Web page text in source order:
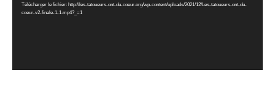
Télécharger le fichier: http://les-tatoueurs-ont-du-coeur.org/wp-content/uploads/2021/12/Les-tatoueurs-ont-du-
coeur-v2-finale-1-1.mp4?_=1